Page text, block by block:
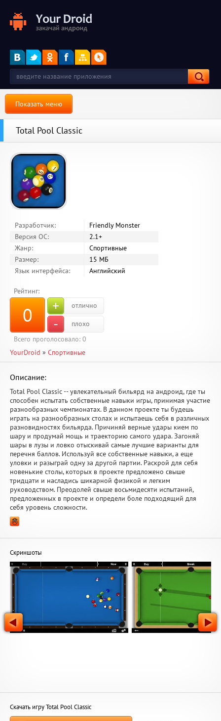
Показать меню
Total Pool Classic
Разработчик:
Friendly Monster
Версия ОС:
2.1+
Жанр:
Спортивные
Размер:
15 МБ
Язык интерфейса:
Английский
Рейтинг:
0 + отлично
-
плохо
Всего проголосовало: 0
YourDroid » Спортивные
Описание:
Total Pool Classic -- увлекательный бильярд на андроид, где ты
способен испытать собственные навыки игры, принимая участие
разнообразных чемпионатах. В данном проекте ты будешь
играть на разнообразных столах и испытаешь себя в различных
разновидностях бильярда. Причиняй верные удары кием по
шару и продумай мощь и траекторию самого удара. Загоняй
шары в лузы и ловко отыскивай самые лучшие варианты для
перечня баллов. Используй все собственные навыки, а еще
уловки и разыграй одну за другой партии. Раскрой для себя
новенькие столы, которых в проекте предложено свыше
тридцати и насладись шикарной физикой и легким
руководством. Преодолей свыше восьмидесяти испытаний,
предложенных в проекте и определи боле подходящий для
себя уровень сложности.
Скриншоты
Скачать игру Total Pool Classic